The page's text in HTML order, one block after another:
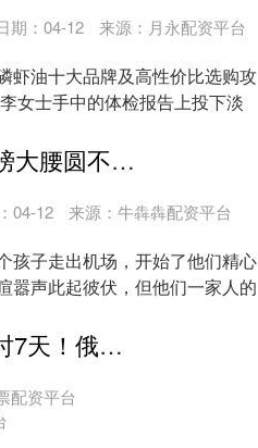
期：04-12 来源：月永配资平台
虾油十大品牌及高性价比选购攻
女士手中的体检报告上投下淡
华星配资 57岁伊能静全家度假，膀大腰圆不再少女，9岁米粒手机不离手
04-12 来源：牛犇犇配资平台
孩子走出机场，开始了他们精心
嚣声此起彼伏，但他们一家人的
领航优配APP下载 美国制裁倒计时7天！俄石油巨头已开始“断臂求生”？
配资平台